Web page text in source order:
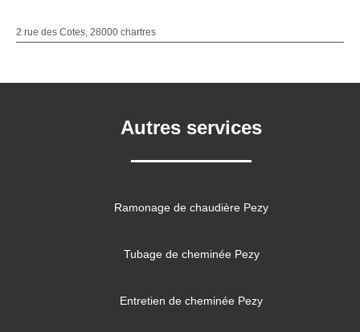
2 rue des Cotes, 28000 chartres
Autres services
Ramonage de chaudière Pezy
Tubage de cheminée Pezy
Entretien de cheminée Pezy